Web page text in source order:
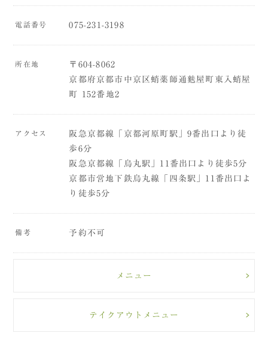
電話番号 075-231-3198
所在地
〒604-8062
京都府京都市中京区蛸薬師通麩屋町東入蛸屋
町 152番地2
アクセス
阪急京都線「京都河原町駅」9番出口より徒
歩6分
阪急京都線「烏丸駅」11番出口より徒歩5分
京都市営地下鉄烏丸線「四条駅」11番出口よ
り徒歩5分
備考 予約不可
メニュー
テイクアウトメニュー